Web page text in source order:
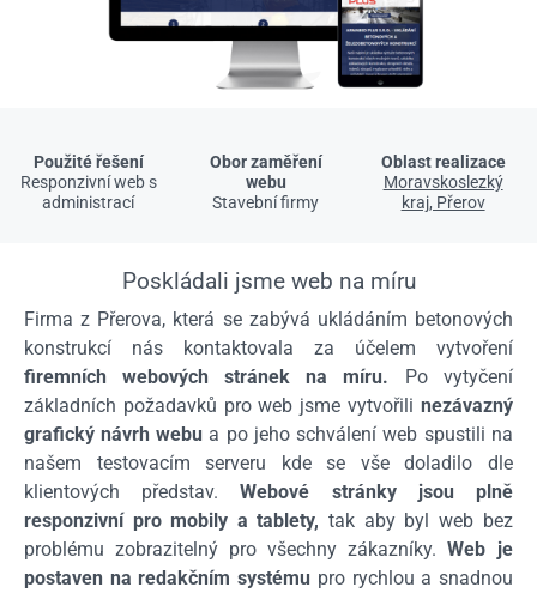
Použité řešení
Responzivní web s
administrací
Obor zaměření
webu
Stavební firmy
Oblast realizace
Moravskoslezký
kraj, Přerov
Poskládali jsme web na míru
Firma z Přerova, která se zabývá ukládáním betonových
konstrukcí nás kontaktovala za účelem vytvoření
firemních webových stránek na míru. Po vytyčení
základních požadavků pro web jsme vytvořili nezávazný
grafický návrh webu a po jeho schválení web spustili na
našem testovacím serveru kde se vše doladilo dle
klientových představ. Webové stránky jsou plně
responzivní pro mobily a tablety, tak aby byl web bez
problému zobrazitelný pro všechny zákazníky. Web je
postaven na redakčním systému pro rychlou a snadnou